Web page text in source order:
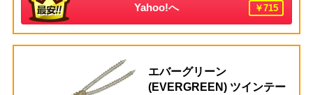
Yahoo!へ ￥715
エバーグリーン
(EVERGREEN) ツインテー